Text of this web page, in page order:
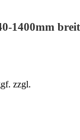
1400mm breit
zzgl.